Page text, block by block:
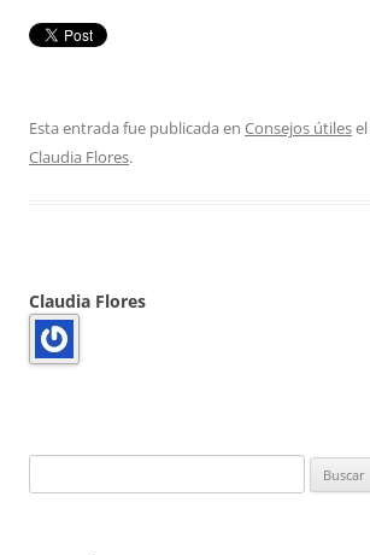
Esta entrada fue publicada en Consejos útilesel
Claudia Flores.
Claudia Flores